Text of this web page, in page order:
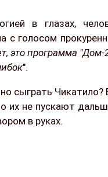
в глазах,
голосом
это программа
".
сыграть Чикатило?
их не пускают
в руках.